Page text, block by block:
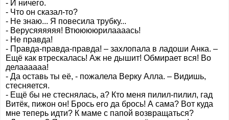
- И ничего.
- Что он сказал-то?
- Не знаю... Я повесила трубку...
- Верусяяяяяя! Втююююрилаааась!
- Не правда!
- Правда-правда-правда! – захлопала в ладоши Анка. –
Ещё как втрескалась! Аж не дышит! Обмирает вся! Во
делаааааа!
- Да оставь ты её, - пожалела Верку Алла. – Видишь,
стесняется.
- Ещё бы не стеснялась, а? Кто меня пилил-пилил, гад
Витёк, пижон он! Брось его да брось! А сама? Вот куда
мне теперь идти? К маме с папой возвращаться?